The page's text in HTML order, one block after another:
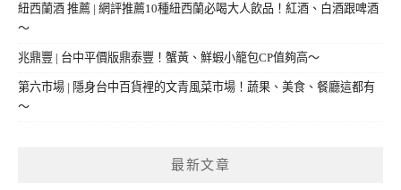
紐西蘭酒 推薦 | 網評推薦10種紐西蘭必喝大人飲品！紅酒、白酒跟啤酒
～
兆鼎豐 | 台中平價版鼎泰豐！蟹黃、鮮蝦小籠包CP值夠高～
第六市場 | 隱身台中百貨裡的文青風菜市場！蔬果、美食、餐廳這都有
～
最新文章